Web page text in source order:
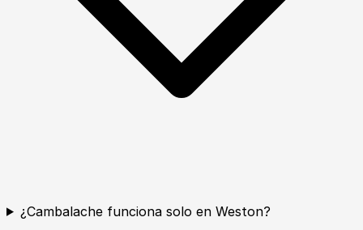
¿Cambalache funciona solo en Weston?